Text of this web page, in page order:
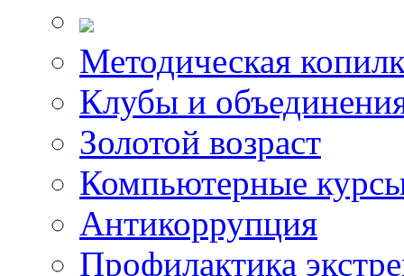
Методическая
Клубы и
Золотой возраст
Компьютерные
Антикоррупция
Профилактика